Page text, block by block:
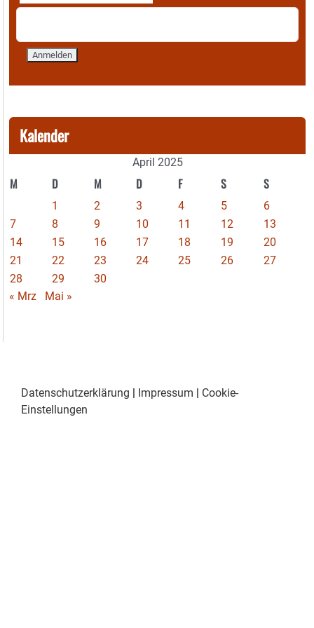
Kalender
April 2025
M D M D F S S
1 2 3 4 5
6
7
8 9 10 11 12
13
14
15 16 17 18 19
20
21
22 23 24 25 26
27
28
29
30
« Mrz
Mai »
Datenschutzerklärung Impressum
Cookie-
Einstellungen